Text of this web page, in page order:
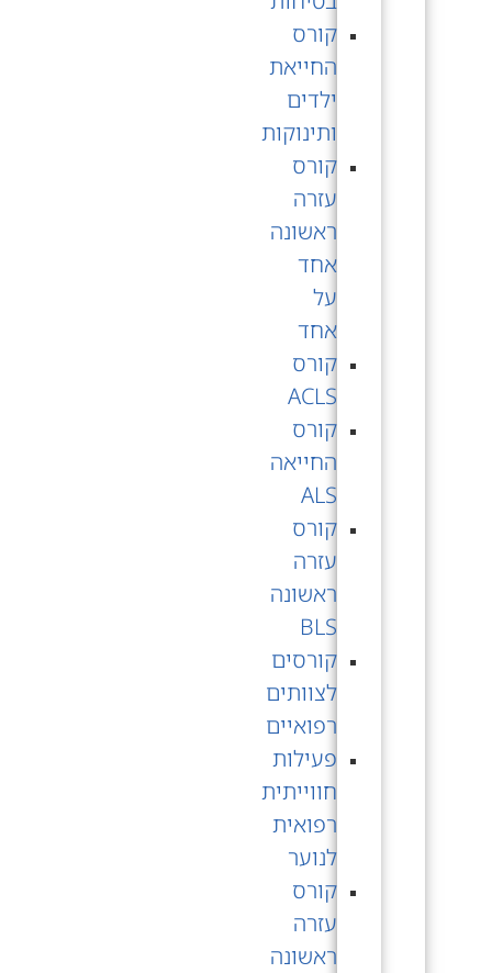
קורס
החייאת
ילדים
ותינוקות
קורס
עזרה
ראשונה
אחד
על
אחד
קורס
ACLS
קורס
החייאה
ALS
קורס
עזרה
ראשונה
BLS
קורסים
לצוותים
רפואיים
פעילות
חווייתית
רפואית
לנוער
קורס
עזרה
ראשונה